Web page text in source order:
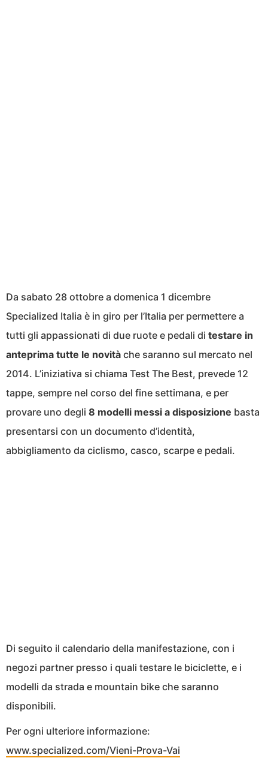
Da sabato 28 ottobre a domenica 1 dicembre
Specialized Italia è in giro per l’Italia per permettere a
tutti gli appassionati di due ruote e pedali di testare in
anteprima tutte le novità che saranno sul mercato nel
2014. L’iniziativa si chiama Test The Best, prevede 12
tappe, sempre nel corso del fine settimana, e per
provare uno degli 8 modelli messi a disposizione basta
presentarsi con un documento d’identità,
abbigliamento da ciclismo, casco, scarpe e pedali.
Di seguito il calendario della manifestazione, con i
negozi partner presso i quali testare le biciclette, e i
modelli da strada e mountain bike che saranno
disponibili.
Per ogni ulteriore informazione:
www.specialized.com/Vieni-Prova-Vai